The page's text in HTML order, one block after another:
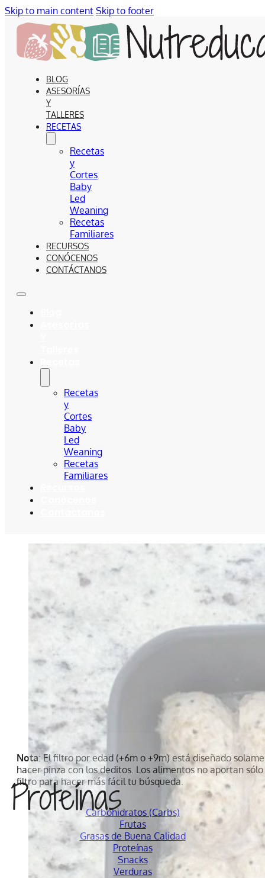
Skip to main content Skip to footer
BLOG
ASESORÍAS
Y
TALLERES
RECETAS
Recetas
y
Cortes
Baby
Led
Weaning
Recetas
Familiares
RECURSOS
CONÓCENOS
CONTÁCTANOS
Recetas
y
Cortes
Baby
Led
Weaning
Recetas
Familiares
Proteínas
Nota: El filtro por edad (+6m o +9m) está diseñado
hacer pinza con los deditos. Los alimentos no aportan
filtro para hacer más fácil tu búsqueda.
Carbohidratos (Carbs)
Frutas
Grasas de Buena Calidad
Proteínas
Snacks
Verduras